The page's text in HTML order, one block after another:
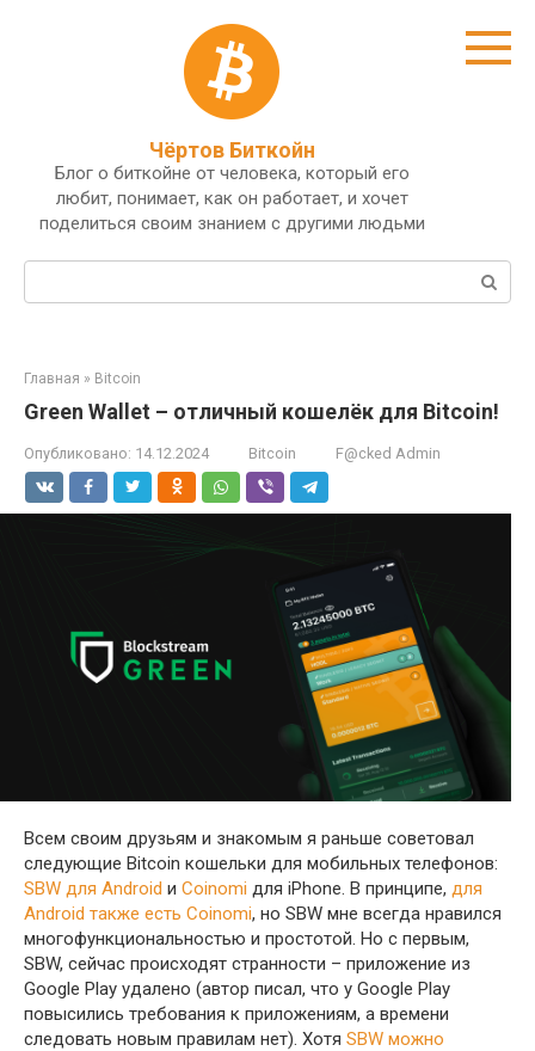
Чёртов Биткойн
Блог о биткойне от человека, который его
любит, понимает, как он работает, и хочет
поделиться своим знанием с другими людьми
Поиск:
Главная » Bitcoin
Green Wallet – отличный кошелёк для Bitcoin!
Опубликовано: 14.12.2024 Bitcoin F@cked Admin
Всем своим друзьям и знакомым я раньше советовал
следующие Bitcoin кошельки для мобильных телефонов:
SBW для Android и Coinomi для iPhone. В принципе, для
Android также есть Coinomi, но SBW мне всегда нравился
многофункциональностью и простотой. Но с первым,
SBW, сейчас происходят странности – приложение из
Google Play удалено (автор писал, что у Google Play
повысились требования к приложениям, а времени
следовать новым правилам нет). Хотя SBW можно